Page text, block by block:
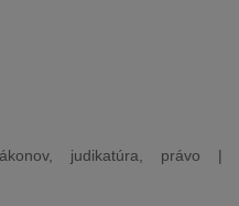
judikatúra, právo |